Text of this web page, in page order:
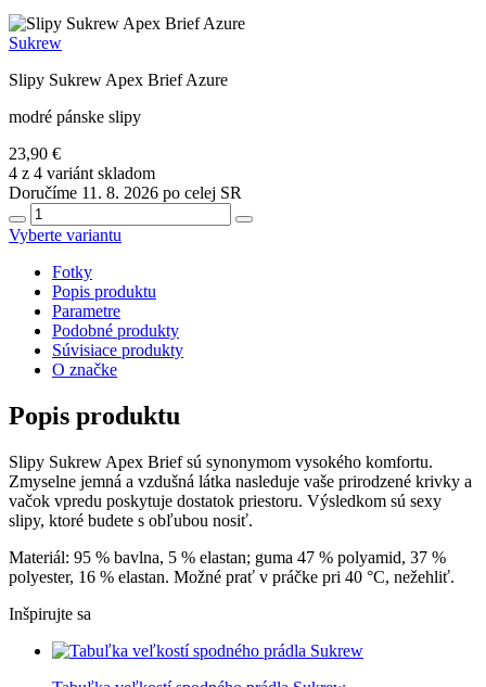
Sukrew
Slipy Sukrew Apex Brief Azure
modré pánske slipy
23,90 €
4 z 4 variánt skladom
Doručíme 11. 8. 2026 po celej SR
Vyberte variantu
Fotky
Popis produktu
Parametre
Podobné produkty
Súvisiace produkty
O značke
Popis produktu
Slipy Sukrew Apex Brief sú synonymom vysokého komfortu.
Zmyselne jemná a vzdušná látka nasleduje vaše prirodzené krivky a
vačok vpredu poskytuje dostatok priestoru. Výsledkom sú sexy
slipy, ktoré budete s obľubou nosiť.
Materiál: 95 % bavlna, 5 % elastan; guma 47 % polyamid, 37 %
polyester, 16 % elastan. Možné prať v práčke pri 40 °C, nežehliť.
Inšpirujte sa